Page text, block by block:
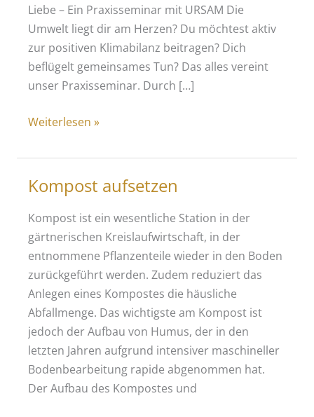
Liebe – Ein Praxisseminar mit URSAM Die
Umwelt liegt dir am Herzen? Du möchtest aktiv
zur positiven Klimabilanz beitragen? Dich
beflügelt gemeinsames Tun? Das alles vereint
unser Praxisseminar. Durch […]
Pflanzenkohle
herstellen
Weiterlesen »
Kompost aufsetzen
Kompost ist ein wesentliche Station in der
gärtnerischen Kreislaufwirtschaft, in der
entnommene Pflanzenteile wieder in den Boden
zurückgeführt werden. Zudem reduziert das
Anlegen eines Kompostes die häusliche
Abfallmenge. Das wichtigste am Kompost ist
jedoch der Aufbau von Humus, der in den
letzten Jahren aufgrund intensiver maschineller
Bodenbearbeitung rapide abgenommen hat.
Der Aufbau des Kompostes und